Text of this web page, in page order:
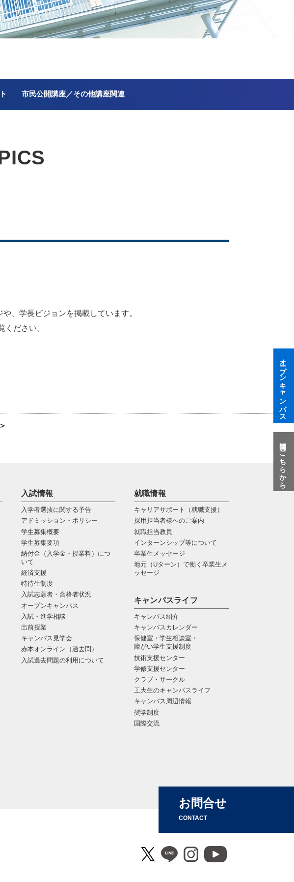
市民公開講座／その他講座関連
、学長ビジョンを掲載しています。
ださい。
入試情報
入学者選抜に関する予告
アドミッション・ポリシー
学生募集概要
学生募集要項
納付金（入学金・授業料）につ
いて
経済支援
特待生制度
入試志願者・合格者状況
オープンキャンパス
入試・進学相談
出前授業
キャンパス見学会
赤本オンライン（過去問）
入試過去問題の利用について
就職情報
キャリアサポート（就職支援）
採用担当者様へのご案内
就職担当教員
インターンシップ等について
卒業生メッセージ
地元（Uターン）で働く卒業生メ
ッセージ
キャンパスライフ
キャンパス紹介
キャンパスカレンダー
保健室・学生相談室・
障がい学生支援制度
技術支援センター
学修支援センター
クラブ・サークル
工大生のキャンパスライフ
キャンパス周辺情報
奨学制度
国際交流
お問合せ
CONTACT
オープンキャンパス
質問はこちらから